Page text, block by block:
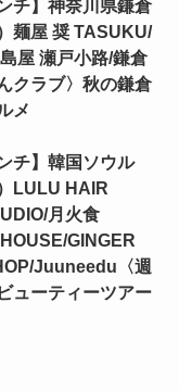
チ】神奈川県鎌倉
麺屋 奨 TASUKU/
屋 瀬戸小路/鎌倉
クラブ〉秋の鎌倉
メ
チ】韓国ソウル
LULU HAIR
月火食
GINGER
Juuneedu〈週
ューティーツアー